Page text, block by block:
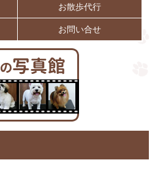
お散歩代行
お問い合せ